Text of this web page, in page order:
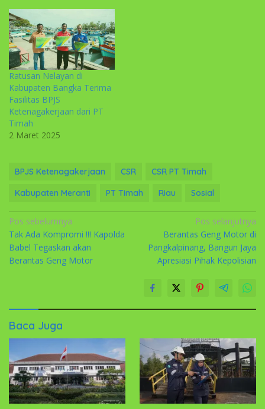
Ratusan Nelayan di
Kabupaten Bangka Terima
Fasilitas BPJS
Ketenagakerjaan dari PT
Timah
2 Maret 2025
BPJS Ketenagakerjaan CSR
CSR PT Timah
Kabupaten Meranti
PT Timah Riau Sosial
Navigasi
pos
Pos sebelumnya
Tak Ada Kompromi !!! Kapolda
Babel Tegaskan akan
Berantas Geng Motor
Pos selanjutnya
Berantas Geng Motor di
Pangkalpinang, Bangun Jaya
Apresiasi Pihak Kepolisian
Baca Juga